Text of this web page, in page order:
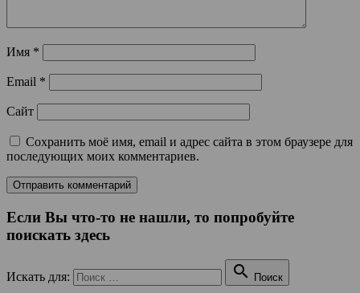
Имя *
Email *
Сайт
Сохранить моё имя, email и адрес сайта в этом браузере для
последующих моих комментариев.
Если Вы что-то не нашли, то попробуйте
поискать здесь
Искать для:  Поиск